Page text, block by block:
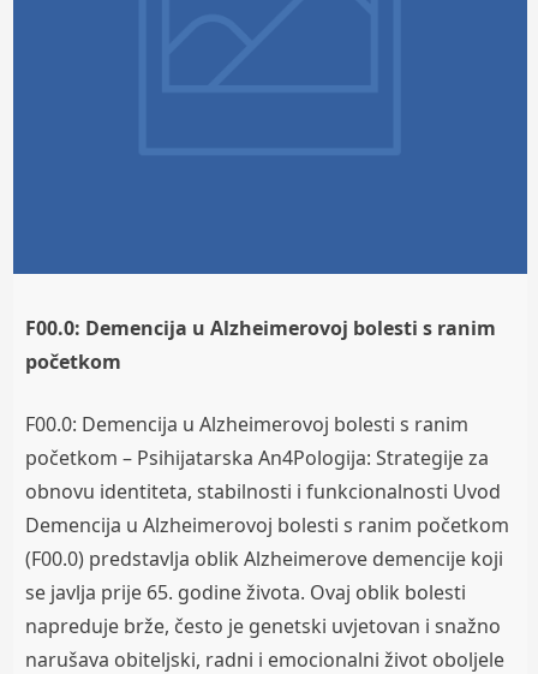
F00.0: Demencija u Alzheimerovoj bolesti s ranim
početkom
F00.0: Demencija u Alzheimerovoj bolesti s ranim
početkom – Psihijatarska An4Pologija: Strategije za
obnovu identiteta, stabilnosti i funkcionalnosti Uvod
Demencija u Alzheimerovoj bolesti s ranim početkom
(F00.0) predstavlja oblik Alzheimerove demencije koji
se javlja prije 65. godine života. Ovaj oblik bolesti
napreduje brže, često je genetski uvjetovan i snažno
narušava obiteljski, radni i emocionalni život oboljele